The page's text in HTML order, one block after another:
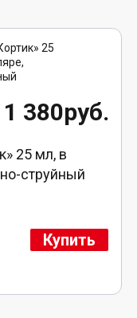
1 380руб.
25 мл, в
струйный
Купить